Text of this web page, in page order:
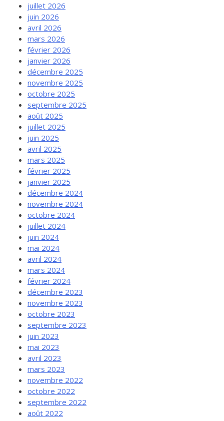
juillet 2026
juin 2026
avril 2026
mars 2026
février 2026
janvier 2026
décembre 2025
novembre 2025
octobre 2025
septembre 2025
août 2025
juillet 2025
juin 2025
avril 2025
mars 2025
février 2025
janvier 2025
décembre 2024
novembre 2024
octobre 2024
juillet 2024
juin 2024
mai 2024
avril 2024
mars 2024
février 2024
décembre 2023
novembre 2023
octobre 2023
septembre 2023
juin 2023
mai 2023
avril 2023
mars 2023
novembre 2022
octobre 2022
septembre 2022
août 2022